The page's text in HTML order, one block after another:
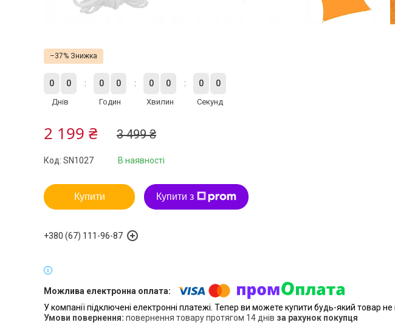
–37%
0 0
Днів
0 0
Годин
0 0
Хвилин
0 0
Секунд
3 499 ₴
2 199 ₴
В наявності
Код: SN1027
Купити Купити з
+380 (67) 111-96-87
У компанії підключені електронні платежі. Тепер ви можете купити будь-який товар
повернення товару протягом 14 днів за рахунок покупця